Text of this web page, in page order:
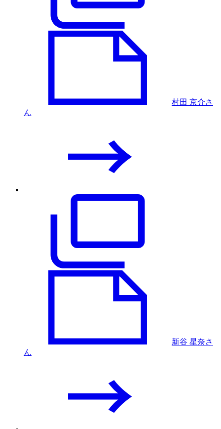
村田 京介さ
ん
新谷 星奈さ
ん